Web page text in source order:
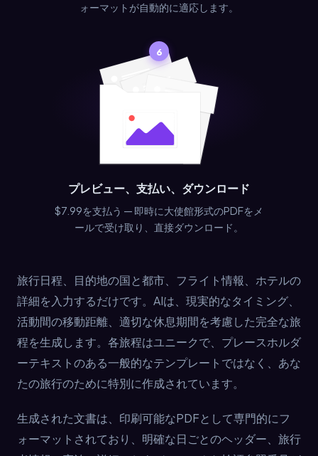
ォーマットが自動的に適応します。
6
プレビュー、支払い、ダウンロード
$7.99を支払う — 即時に大使館形式のPDFをメ
ールで受け取り、直接ダウンロード。
旅行日程、目的地の国と都市、フライト情報、ホテルの
詳細を入力するだけです。AIは、現実的なタイミング、
活動間の移動距離、適切な休息期間を考慮した完全な旅
程を生成します。各旅程はユニークで、プレースホルダ
ーテキストのある一般的なテンプレートではなく、あな
たの旅行のために特別に作成されています。
生成された文書は、印刷可能なPDFとして専門的にフ
ォーマットされており、明確な日ごとのヘッダー、旅行